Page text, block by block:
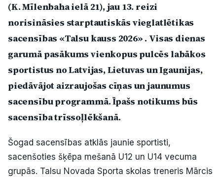
Pasākumi
Reklāma
Politiskā reklāma
Par mums
Facebook Instagram YouTube
(K. Mīlenbaha ielā 21), jau 13. reizi
norisināsies starptautiskās vieglatlētikas
sacensības «Talsu kauss 2026» . Visas dienas
garumā pasākums vienkopus pulcēs labākos
sportistus no Latvijas, Lietuvas un Igaunijas,
piedāvājot aizraujošas cīņas un jaunumus
sacensību programmā. Īpašs notikums būs
sacensība trīssoļlēkšanā.
Šogad sacensības atklās jaunie sportisti,
sacenšoties šķēpa mešanā U12 un U14 vecuma
grupās. Talsu Novada Sporta skolas treneris Mārcis